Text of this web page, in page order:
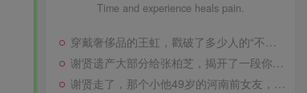
Time and experience heals pain.
穿戴奢侈品的王虹，戳破了多少人的“不体面”？
谢贤遗产大部分给张柏芝，揭开了一段你想象不到的翁媳关系
谢贤走了，那个小他49岁的河南前女友，没有再在直播间卖9.9包邮的纸巾，而是默默把头像换黑